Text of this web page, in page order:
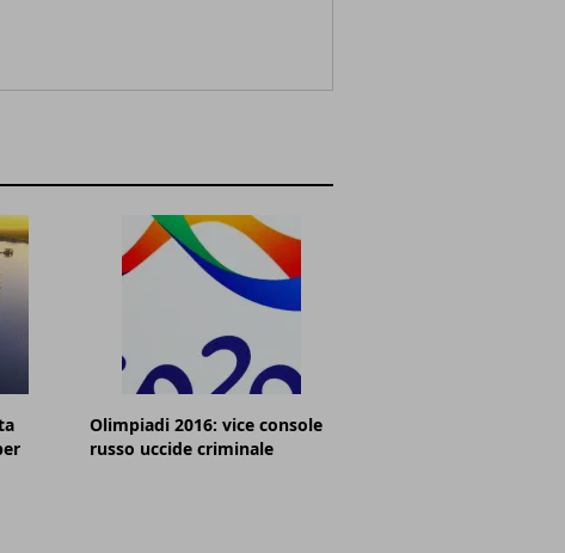
Olimpiadi 2016: vice console
russo uccide criminale